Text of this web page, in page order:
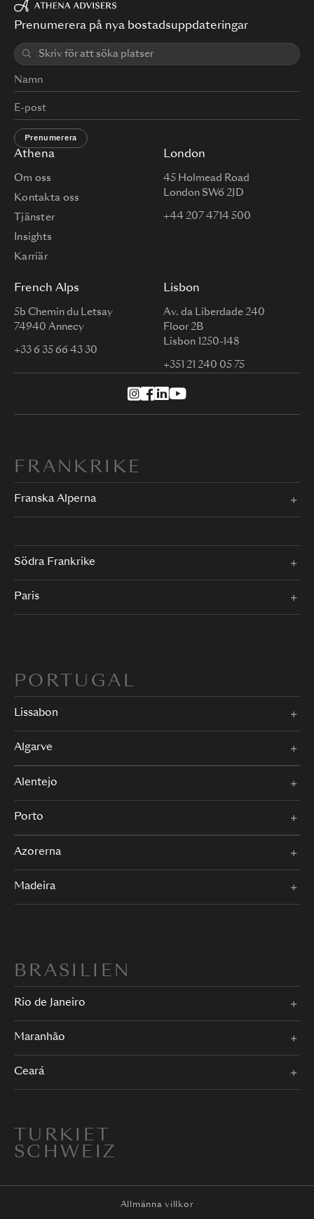
Athena
Om oss
Kontakta oss
Tjänster
Insights
Karriär
London
45 Holmead Road
London SW6 2JD
+44 207 4714 500
French Alps
5b Chemin du Letsay
74940 Annecy
+33 6 35 66 43 30
Lisbon
Av. da Liberdade 240
Floor 2B
Lisbon 1250-148
+351 21 240 05 75
Prenumerera på nya bostadsuppdateringar
Prenumerera
FRANKRIKE
Franska Alperna
Södra Frankrike
Paris
PORTUGAL
Lissabon
Algarve
Alentejo
Porto
Azorerna
Madeira
BRASILIEN
Rio de Janeiro
Maranhão
Ceará
TURKIET
SCHWEIZ
Allmänna villkor